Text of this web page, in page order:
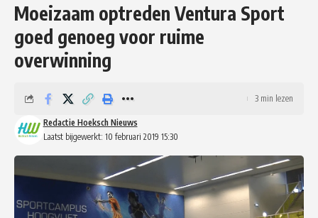
Moeizaam optreden Ventura Sport
goed genoeg voor ruime
overwinning
Laatst bijgewerkt: 10 februari 2019 15:30
Redactie Hoeksch Nieuws
3 min lezen